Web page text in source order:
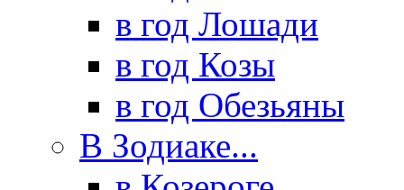
в год Лошади
в год Козы
в год Обезьяны
В Зодиаке...